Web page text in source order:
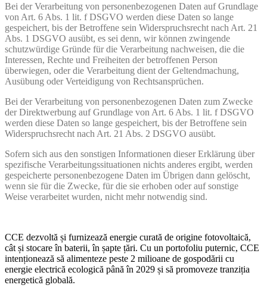
Bei der Verarbeitung von personenbezogenen Daten auf Grundlage
von Art. 6 Abs. 1 lit. f DSGVO werden diese Daten so lange
gespeichert, bis der Betroffene sein Widerspruchsrecht nach Art. 21
Abs. 1 DSGVO ausübt, es sei denn, wir können zwingende
schutzwürdige Gründe für die Verarbeitung nachweisen, die die
Interessen, Rechte und Freiheiten der betroffenen Person
überwiegen, oder die Verarbeitung dient der Geltendmachung,
Ausübung oder Verteidigung von Rechtsansprüchen.
Bei der Verarbeitung von personenbezogenen Daten zum Zwecke
der Direktwerbung auf Grundlage von Art. 6 Abs. 1 lit. f DSGVO
werden diese Daten so lange gespeichert, bis der Betroffene sein
Widerspruchsrecht nach Art. 21 Abs. 2 DSGVO ausübt.
Sofern sich aus den sonstigen Informationen dieser Erklärung über
spezifische Verarbeitungssituationen nichts anderes ergibt, werden
gespeicherte personenbezogene Daten im Übrigen dann gelöscht,
wenn sie für die Zwecke, für die sie erhoben oder auf sonstige
Weise verarbeitet wurden, nicht mehr notwendig sind.
CCE dezvoltă și furnizează energie curată de origine fotovoltaică,
cât și stocare în baterii, în șapte țări. Cu un portofoliu puternic, CCE
intenționează să alimenteze peste 2 milioane de gospodării cu
energie electrică ecologică până în 2029 și să promoveze tranziția
energetică globală.